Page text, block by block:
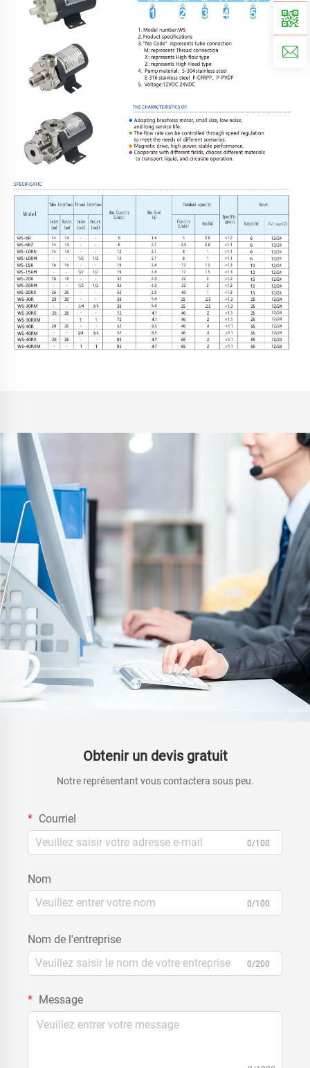
Obtenir un devis gratuit
Notre représentant vous contactera sous peu.
Courriel
0/100
Nom
0/100
Nom de l'entreprise
0/200
Message